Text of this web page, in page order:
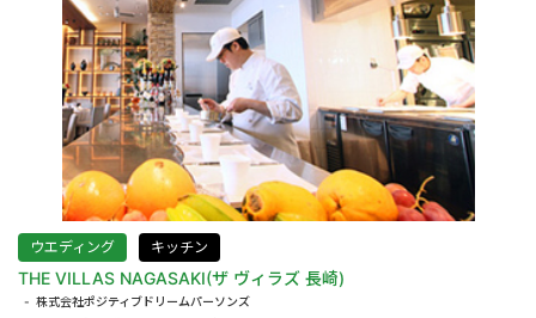
ウエディング キッチン
THE VILLAS NAGASAKI(ザ ヴィラズ 長崎)
株式会社ポジティブドリームパーソンズ